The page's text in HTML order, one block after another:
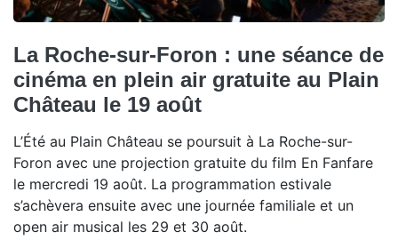
La Roche-sur-Foron : une séance de
cinéma en plein air gratuite au Plain
Château le 19 août
L’Été au Plain Château se poursuit à La Roche-sur-
Foron avec une projection gratuite du film En Fanfare
le mercredi 19 août. La programmation estivale
s’achèvera ensuite avec une journée familiale et un
open air musical les 29 et 30 août.